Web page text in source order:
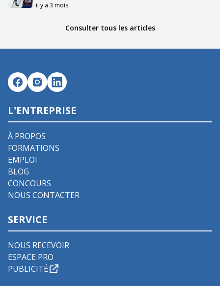
il y a 3 mois
Consulter tous les articles
L'ENTREPRISE
À PROPOS
FORMATIONS
EMPLOI
BLOG
CONCOURS
NOUS CONTACTER
SERVICE
NOUS RECEVOIR
ESPACE PRO
PUBLICITÉ